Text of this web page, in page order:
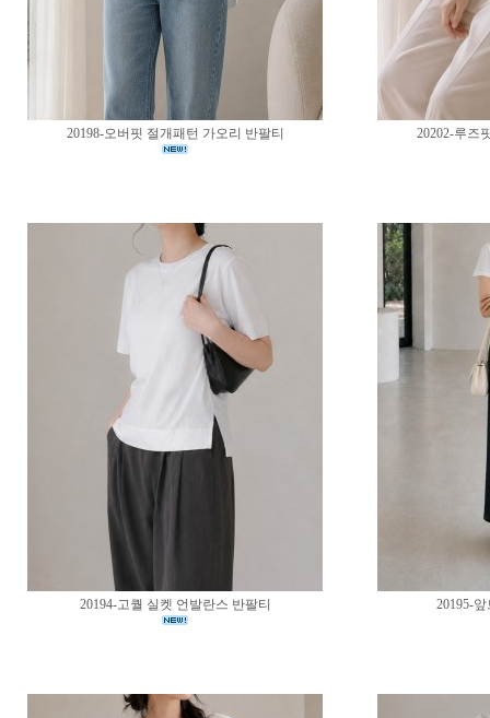
20198-오버핏 절개패턴 가오리 반팔티 20202-루즈
20194-고퀄 실켓 언발란스 반팔티 20195-